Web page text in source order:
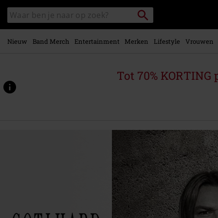
naar
hoofdinhoud
Zoek
in
catalogus
Packstation
zoeken
Nieuw Band Merch Entertainment Merken Lifestyle Vrouwen
Tot 70% KORTING